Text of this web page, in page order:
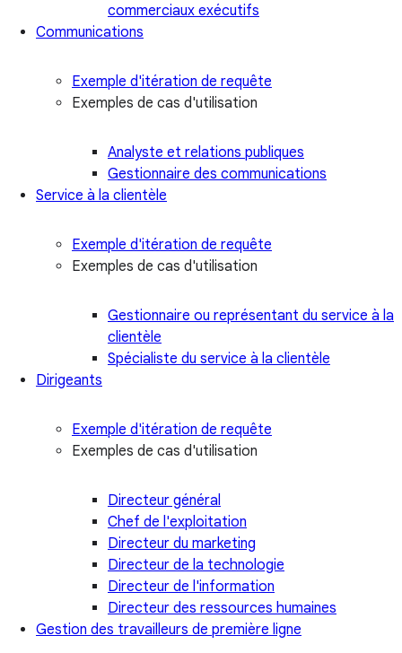
commerciaux exécutifs
Communications
Exemple d'itération de requête
Exemples de cas d'utilisation
Analyste et relations publiques
Gestionnaire des communications
Service à la clientèle
Exemple d'itération de requête
Exemples de cas d'utilisation
Gestionnaire ou représentant du service à la
clientèle
Spécialiste du service à la clientèle
Dirigeants
Exemple d'itération de requête
Exemples de cas d'utilisation
Directeur général
Chef de l'exploitation
Directeur du marketing
Directeur de la technologie
Directeur de l'information
Directeur des ressources humaines
Gestion des travailleurs de première ligne